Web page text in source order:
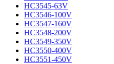
HC3545-63V
HC3546-100V
HC3547-160V
HC3548-200V
HC3549-350V
HC3550-400V
HC3551-450V